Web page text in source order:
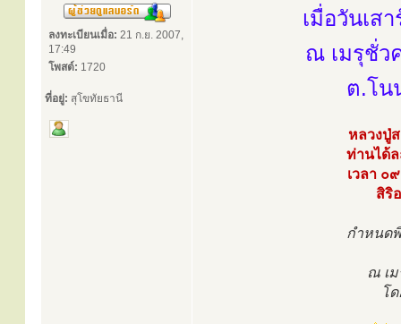
ลงทะเบียนเมื่อ: 21 ก.ย. 2007,
17:49
โพสต์: 1720
ที่อยู่: สุโขทัยธานี
เมื่อวันเ
ณ เมรุชั่ว
ต.โน
หลวงปู่
ท่านได้
เวลา ๐
สิริ
กำหนด
ณ เ
โ